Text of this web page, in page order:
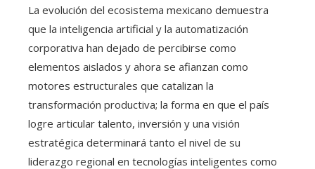
La evolución del ecosistema mexicano demuestra
que la inteligencia artificial y la automatización
corporativa han dejado de percibirse como
elementos aislados y ahora se afianzan como
motores estructurales que catalizan la
transformación productiva; la forma en que el país
logre articular talento, inversión y una visión
estratégica determinará tanto el nivel de su
liderazgo regional en tecnologías inteligentes como